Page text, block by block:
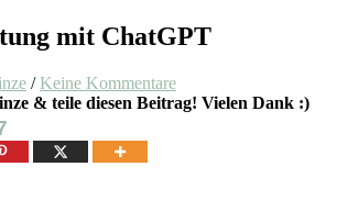
mit ChatGPT
/Keine Kommentare
& teile diesen Beitrag! Vielen Dank :)